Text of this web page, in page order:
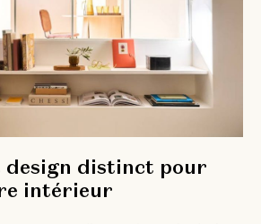
distinct pour
intérieur